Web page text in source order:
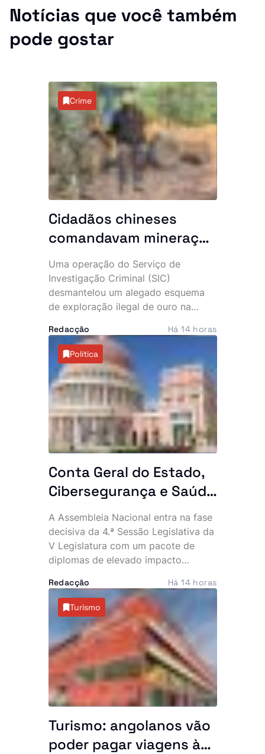
Notícias que você também
pode gostar
Crime
Cidadãos chineses
comandavam mineração
clandestina: 10 detidos
e maquinaria pesada
apreendida no Uíge
Uma operação do Serviço de
Investigação Criminal (SIC)
desmantelou um alegado esquema
de exploração ilegal de ouro na
detenção de 10 suspeitos, entre os
quais dois cidadãos chineses. A
acção permitiu ainda apreender
maquinaria pesada e vários
equipamentos utilizados na
actividade clandestina.
Redacção Há 14 horas
Política
Conta Geral do Estado,
Cibersegurança e Saúde
na agenda das últimas
plenárias
A Assembleia Nacional entra na fase
decisiva da 4.ª Sessão Legislativa da
V Legislatura com um pacote de
diplomas de elevado impacto
12 e 14 de Agosto, os deputados vão
apreciar a Conta Geral do Estado de
2024, votar leis estruturantes e
decidir matérias ligadas à
organização eleitoral e à cooperação
internacional.
Redacção Há 14 horas
Turismo
Turismo: angolanos vão
poder pagar viagens às